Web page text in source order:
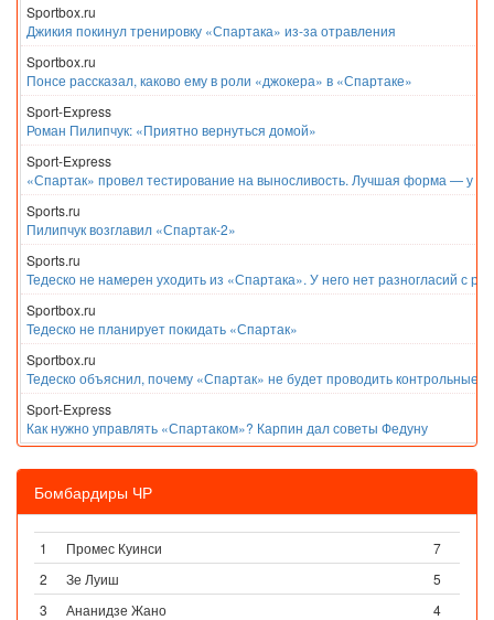
Sportbox.ru
Джикия покинул тренировку «Спартака» из-за отравления
Sportbox.ru
Понсе рассказал, каково ему в роли «джокера» в «Спартаке»
Sport-Express
Роман Пилипчук: «Приятно вернуться домой»
Sport-Express
«Спартак» провел тестирование на выносливость. Лучшая форма — у
Sports.ru
Пилипчук возглавил «Спартак-2»
Sports.ru
Тедеско не намерен уходить из «Спартака». У него нет разногласий с
Sportbox.ru
Тедеско не планирует покидать «Спартак»
Sportbox.ru
Тедеско объяснил, почему «Спартак» не будет проводить контрольные
Sport-Express
Как нужно управлять «Спартаком»? Карпин дал советы Федуну
Бомбардиры ЧР
1 Промес Куинси
7
2
Зе Луиш
5
3
Ананидзе Жано
4